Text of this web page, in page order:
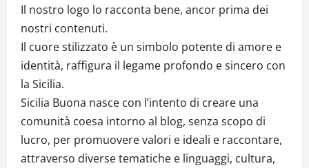
Il nostro logo lo racconta bene, ancor prima dei
nostri contenuti.
Il cuore stilizzato è un simbolo potente di amore e
identità, raffigura il legame profondo e sincero con
la Sicilia.
Sicilia Buona nasce con l’intento di creare una
comunità coesa intorno al blog, senza scopo di
lucro, per promuovere valori e ideali e raccontare,
attraverso diverse tematiche e linguaggi, cultura,